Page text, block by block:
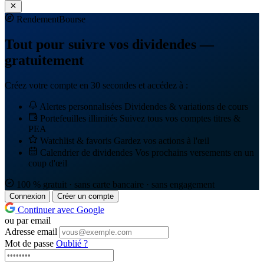
RendementBourse
Tout pour suivre vos dividendes —
gratuitement
Créez votre compte en 30 secondes et accédez à :
Alertes personnalisées Dividendes & variations de cours
Portefeuilles illimités Suivez tous vos comptes titres &
PEA
Watchlist & favoris Gardez vos actions à l'œil
Calendrier de dividendes Vos prochains versements en un
coup d'œil
100 % gratuit · sans carte bancaire · sans engagement
Connexion Créer un compte
Continuer avec Google
ou par email
Adresse email
Mot de passe Oublié ?